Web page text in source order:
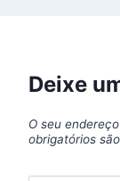
Deixe
O seu
obrigatórios